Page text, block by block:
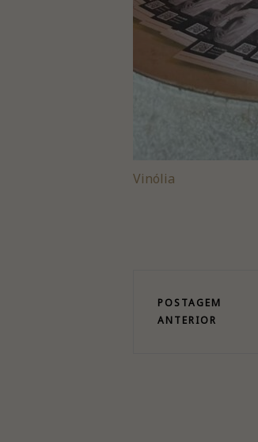
Vinólia
POSTAGEM
ANTERIOR